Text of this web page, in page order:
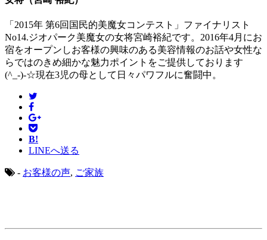
below.
「2015年 第6回国民的美魔女コンテスト」ファイナリスト
No14.ジオパーク美魔女の女将宮崎裕紀です。2016年4月にお
宿をオープンしお客様の興味のある美容情報のお話や女性な
らではのきめ細かな魅力ポイントをご提供しております
(^_-)-☆現在3児の母として日々パワフルに奮闘中。
B!
LINEへ送る
- お客様の声, ご家族